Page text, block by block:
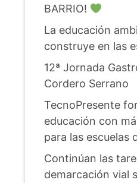
BARRIO!
La educación
construye en las
12ª Jornada
Cordero Serrano
TecnoPresente
educación con
para las escuelas
Continúan las
demarcación vial